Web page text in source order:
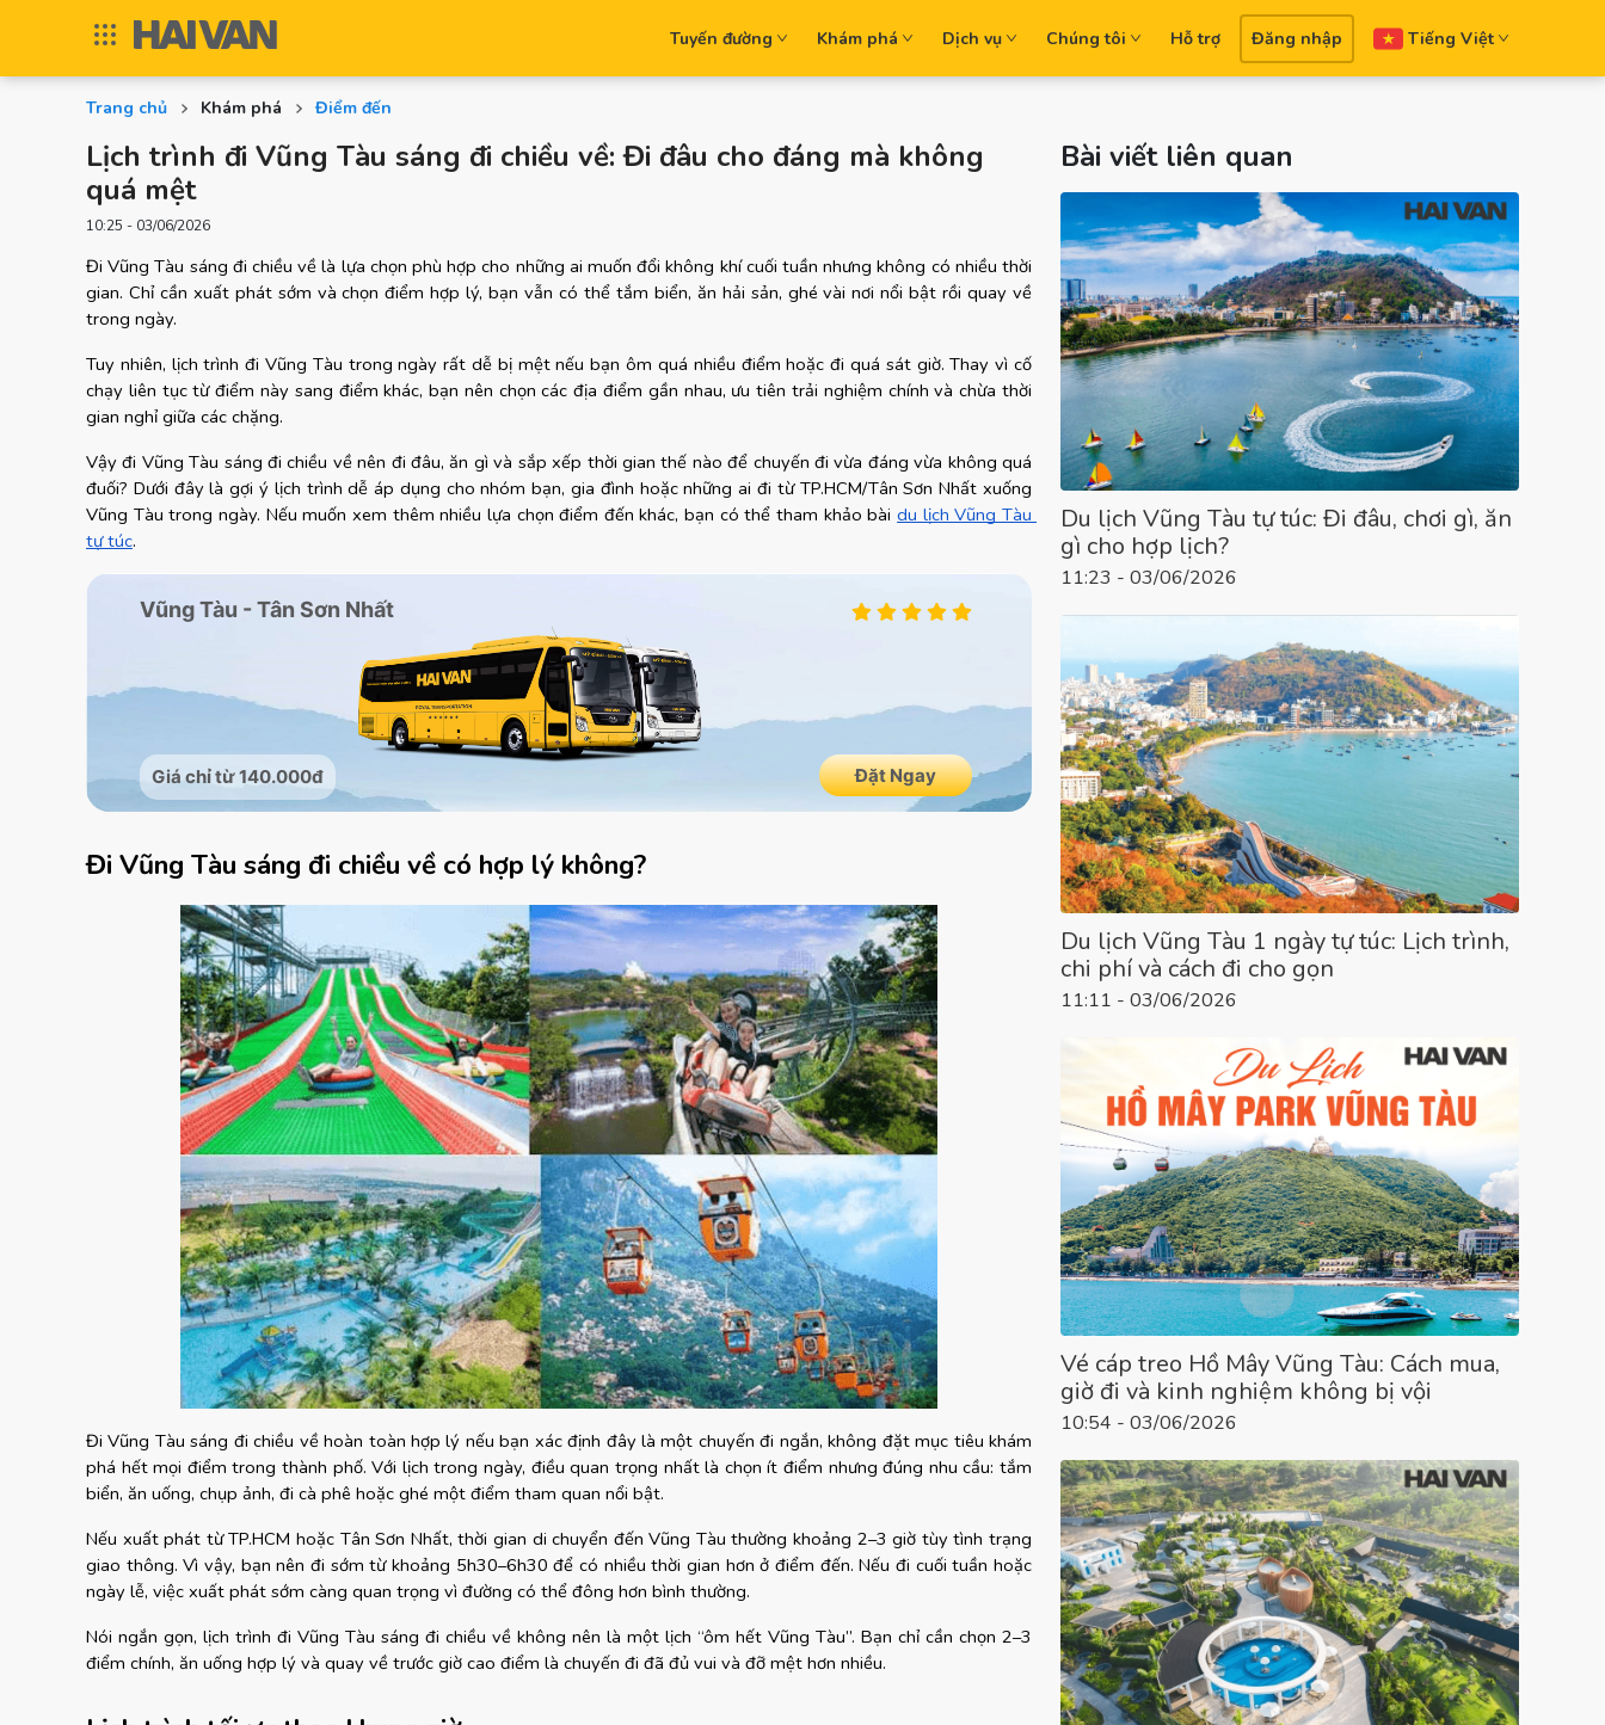
Tuyến đường Khám phá Dịch vụ Chúng tôi Hỗ trợ Đăng nhập Tiếng Việt
Trang chủ Khám phá Điểm đến
Lịch trình đi Vũng Tàu sáng đi chiều về: Đi đâu cho đáng mà không
quá mệt
10:25 - 03/06/2026
Đi Vũng Tàu sáng đi chiều về là lựa chọn phù hợp cho những ai muốn đổi không khí cuối tuần nhưng không có nhiều thời
gian. Chỉ cần xuất phát sớm và chọn điểm hợp lý, bạn vẫn có thể tắm biển, ăn hải sản, ghé vài nơi nổi bật rồi quay về
trong ngày.
Tuy nhiên, lịch trình đi Vũng Tàu trong ngày rất dễ bị mệt nếu bạn ôm quá nhiều điểm hoặc đi quá sát giờ. Thay vì cố
chạy liên tục từ điểm này sang điểm khác, bạn nên chọn các địa điểm gần nhau, ưu tiên trải nghiệm chính và chừa thời
gian nghỉ giữa các chặng.
Vậy đi Vũng Tàu sáng đi chiều về nên đi đâu, ăn gì và sắp xếp thời gian thế nào để chuyến đi vừa đáng vừa không quá
đuối? Dưới đây là gợi ý lịch trình dễ áp dụng cho nhóm bạn, gia đình hoặc những ai đi từ TP.HCM/Tân Sơn Nhất xuống
Vũng Tàu trong ngày. Nếu muốn xem thêm nhiều lựa chọn điểm đến khác, bạn có thể tham khảo bài du lịch Vũng Tàu
tự túc.
Đi Vũng Tàu sáng đi chiều về có hợp lý không?
Đi Vũng Tàu sáng đi chiều về hoàn toàn hợp lý nếu bạn xác định đây là một chuyến đi ngắn, không đặt mục tiêu khám
phá hết mọi điểm trong thành phố. Với lịch trong ngày, điều quan trọng nhất là chọn ít điểm nhưng đúng nhu cầu: tắm
biển, ăn uống, chụp ảnh, đi cà phê hoặc ghé một điểm tham quan nổi bật.
Nếu xuất phát từ TP.HCM hoặc Tân Sơn Nhất, thời gian di chuyển đến Vũng Tàu thường khoảng 2–3 giờ tùy tình trạng
giao thông. Vì vậy, bạn nên đi sớm từ khoảng 5h30–6h30 để có nhiều thời gian hơn ở điểm đến. Nếu đi cuối tuần hoặc
ngày lễ, việc xuất phát sớm càng quan trọng vì đường có thể đông hơn bình thường.
Nói ngắn gọn, lịch trình đi Vũng Tàu sáng đi chiều về không nên là một lịch “ôm hết Vũng Tàu”. Bạn chỉ cần chọn 2–3
điểm chính, ăn uống hợp lý và quay về trước giờ cao điểm là chuyến đi đã đủ vui và đỡ mệt hơn nhiều.
Bài viết liên quan
Du lịch Vũng Tàu tự túc: Đi đâu, chơi gì, ăn
gì cho hợp lịch?
11:23 - 03/06/2026
Du lịch Vũng Tàu 1 ngày tự túc: Lịch trình,
chi phí và cách đi cho gọn
11:11 - 03/06/2026
Vé cáp treo Hồ Mây Vũng Tàu: Cách mua,
giờ đi và kinh nghiệm không bị vội
10:54 - 03/06/2026